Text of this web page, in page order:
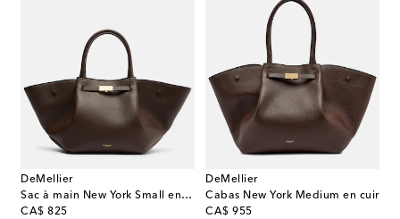
DeMellier
Sac à main New York Small en cuir
CA$ 825
original price
DeMellier
Cabas New York Medium en cuir
CA$ 955
original price